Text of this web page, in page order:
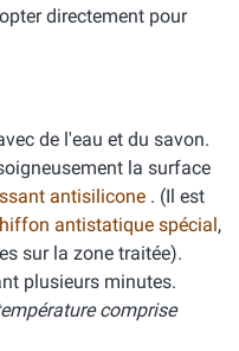
directement pour
de l'eau et du savon.
la surface
antisilicone . (Il est
antistatique spécial,
sur la zone traitée).
plusieurs minutes.
comprise